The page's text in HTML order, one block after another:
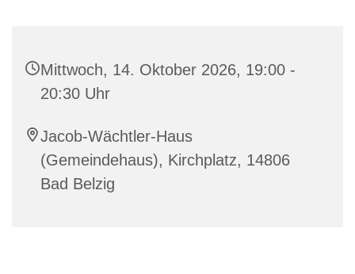
Mittwoch, 14. Oktober 2026, 19:00 -
20:30 Uhr
Jacob-Wächtler-Haus
(Gemeindehaus), Kirchplatz, 14806
Bad Belzig